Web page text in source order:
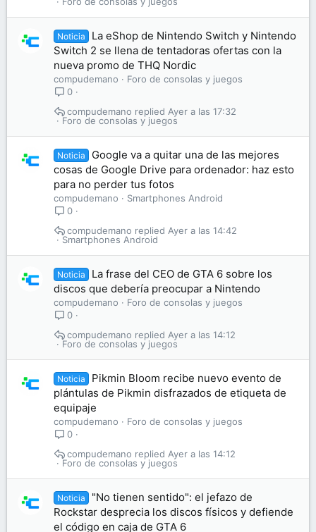
Noticia
La eShop de Nintendo Switch y Nintendo
Switch 2 se llena de tentadoras ofertas con la
nueva promo de THQ Nordic
compudemano
Foro de consolas y juegos
0
Foro de consolas y juegos
Ayer a las 17:32
compudemano
Noticia
Google va a quitar una de las mejores
cosas de Google Drive para ordenador: haz esto
para no perder tus fotos
compudemano
Smartphones Android
0
Smartphones Android
Ayer a las 14:42
compudemano
Noticia
La frase del CEO de GTA 6 sobre los
discos que debería preocupar a Nintendo
compudemano
Foro de consolas y juegos
0
Foro de consolas y juegos
Ayer a las 14:12
compudemano
Noticia
Pikmin Bloom recibe nuevo evento de
plántulas de Pikmin disfrazados de etiqueta de
equipaje
compudemano
Foro de consolas y juegos
0
Foro de consolas y juegos
Ayer a las 14:12
compudemano
Noticia
"No tienen sentido": el jefazo de
Rockstar desprecia los discos físicos y defiende
el código en caja de GTA 6